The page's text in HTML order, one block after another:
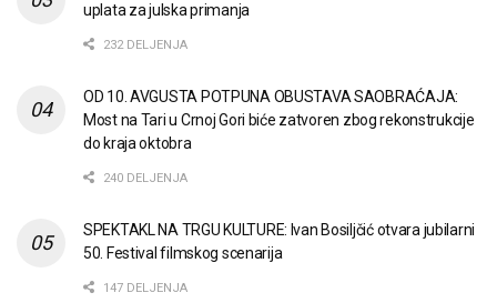
uplata za julska primanja
232 DELJENJA
OD 10. AVGUSTA POTPUNA OBUSTAVA SAOBRAĆAJA:
Most na Tari u Crnoj Gori biće zatvoren zbog rekonstrukcije
do kraja oktobra
240 DELJENJA
SPEKTAKL NA TRGU KULTURE: Ivan Bosiljčić otvara jubilarni
50. Festival filmskog scenarija
147 DELJENJA